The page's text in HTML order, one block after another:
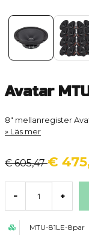
Avatar
8" mellanregister
Läs mer
€ 605,47€
- +
MTU-81LE-8par